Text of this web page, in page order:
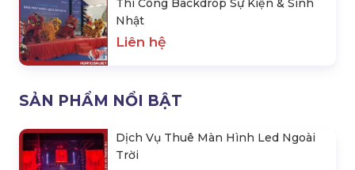
Thi Công Backdrop Sự Kiện & Sinh
Nhật
Liên hệ
SẢN PHẨM NỔI BẬT
Dịch Vụ Thuê Màn Hình Led Ngoài
Trời